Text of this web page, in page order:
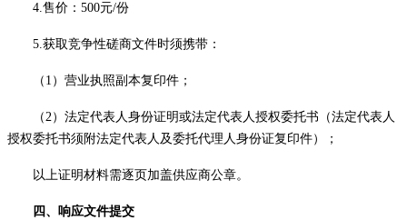
4.售价：500元/份
5.获取竞争性磋商文件时须携带：
（ 1）营业执照副本复印件；
（2）法定代表人身份证明或法定代表人授权委托书（法定代表人
授权委托书须附法定代表人及委托代理人身份证复印件）；
以上证明材料需逐页加盖供应商公章。
四、响应文件提交